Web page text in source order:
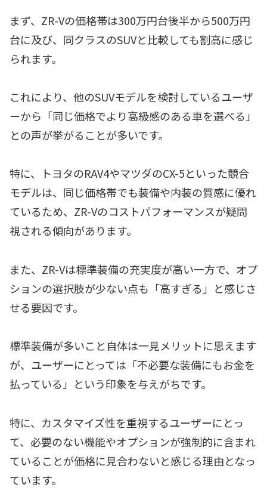
まず、ZR-Vの価格帯は300万円台後半から500万円
台に及び、同クラスのSUVと比較しても割高に感じ
られます。
これにより、他のSUVモデルを検討しているユーザ
ーから「同じ価格でより高級感のある車を選べる」
との声が挙がることが多いです。
特に、トヨタのRAV4やマツダのCX-5といった競合
モデルは、同じ価格帯でも装備や内装の質感に優れ
ているため、ZR-Vのコストパフォーマンスが疑問
視される傾向があります。
また、ZR-Vは標準装備の充実度が高い一方で、オプ
ションの選択肢が少ない点も「高すぎる」と感じさ
せる要因です。
標準装備が多いこと自体は一見メリットに思えます
が、ユーザーにとっては「不必要な装備にもお金を
払っている」という印象を与えがちです。
特に、カスタマイズ性を重視するユーザーにとっ
て、必要のない機能やオプションが強制的に含まれ
ていることが価格に見合わないと感じる理由となっ
ています。